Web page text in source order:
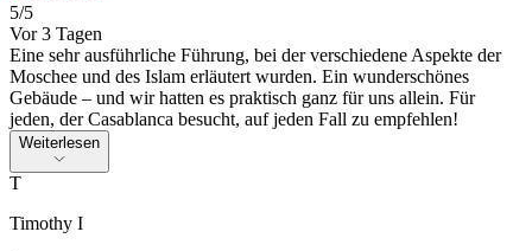
5/5
Vor 3 Tagen
Eine sehr ausführliche Führung, bei der verschiedene Aspekte der
Moschee und des Islam erläutert wurden. Ein wunderschönes
Gebäude – und wir hatten es praktisch ganz für uns allein. Für
jeden, der Casablanca besucht, auf jeden Fall zu empfehlen!
Weiterlesen
T
Timothy I